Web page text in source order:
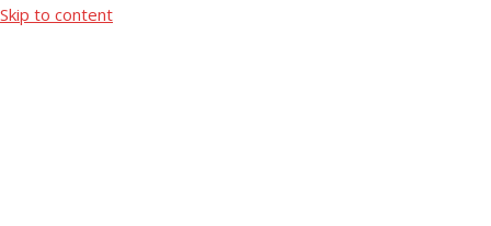
Skip to content